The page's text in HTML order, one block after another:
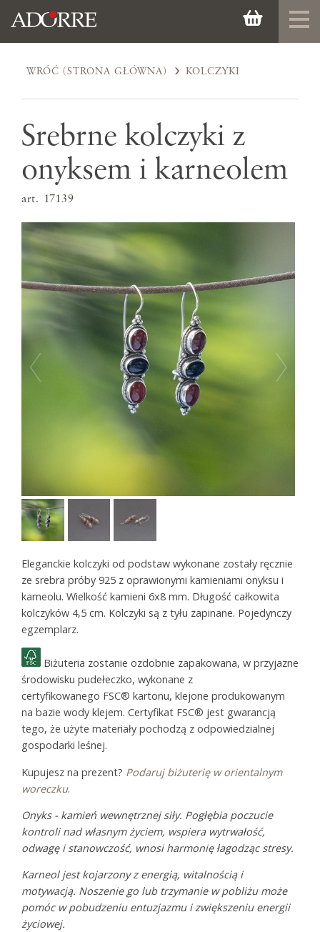
WRÓĆ (STRONA GŁÓWNA) KOLCZYKI
Srebrne kolczyki z
onyksem i karneolem
art. 17139
Eleganckie kolczyki od podstaw wykonane zostały ręcznie
ze srebra próby 925 z oprawionymi kamieniami onyksu i
karneolu. Wielkość kamieni 6x8 mm. Długość całkowita
kolczyków 4,5 cm. Kolczyki są z tyłu zapinane. Pojedynczy
egzemplarz.
Biżuteria zostanie ozdobnie zapakowana, w przyjazne
środowisku pudełeczko, wykonane z
certyfikowanego FSC® kartonu, klejone produkowanym
na bazie wody klejem. Certyfikat FSC® jest gwarancją
tego, że użyte materiały pochodzą z odpowiedzialnej
gospodarki leśnej.
Kupujesz na prezent? Podaruj biżuterię w orientalnym
woreczku.
Onyks - kamień wewnętrznej siły. Pogłębia poczucie
kontroli nad własnym życiem, wspiera wytrwałość,
odwagę i stanowczość, wnosi harmonię łagodząc stresy.
Karneol jest kojarzony z energią, witalnością i
motywacją. Noszenie go lub trzymanie w pobliżu może
pomóc w pobudzeniu entuzjazmu i zwiększeniu energii
życiowej.